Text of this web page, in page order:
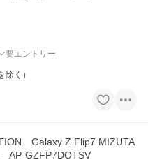
要エントリー
除く）
Galaxy Z Flip7 MIZUTA
AP-GZFP7DOTSV